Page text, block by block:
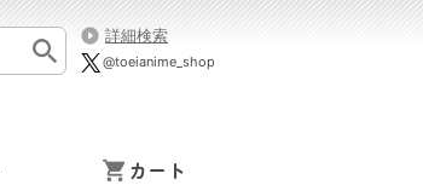
詳細検索
@toeianime_shop
カート